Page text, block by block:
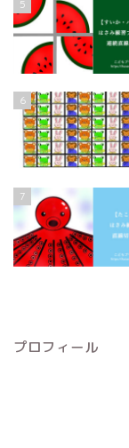
5
6
7
プロフィール